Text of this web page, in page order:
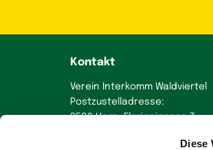
Diese
Kontakt
Verein Interkomm Waldviertel
Postzustelladresse:
3580 Horn, Florianigasse 7